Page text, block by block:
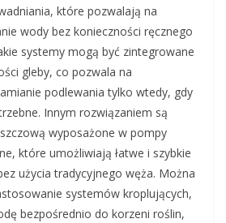
które pozwalają na
wody bez konieczności ręcznego
systemy mogą być zintegrowane
gleby, co pozwala na
podlewania tylko wtedy, gdy
Innym rozwiązaniem są
wyposażone w pompy
które umożliwiają łatwe i szybkie
użycia tradycyjnego węża. Można
systemów kroplujących,
bezpośrednio do korzeni roślin,